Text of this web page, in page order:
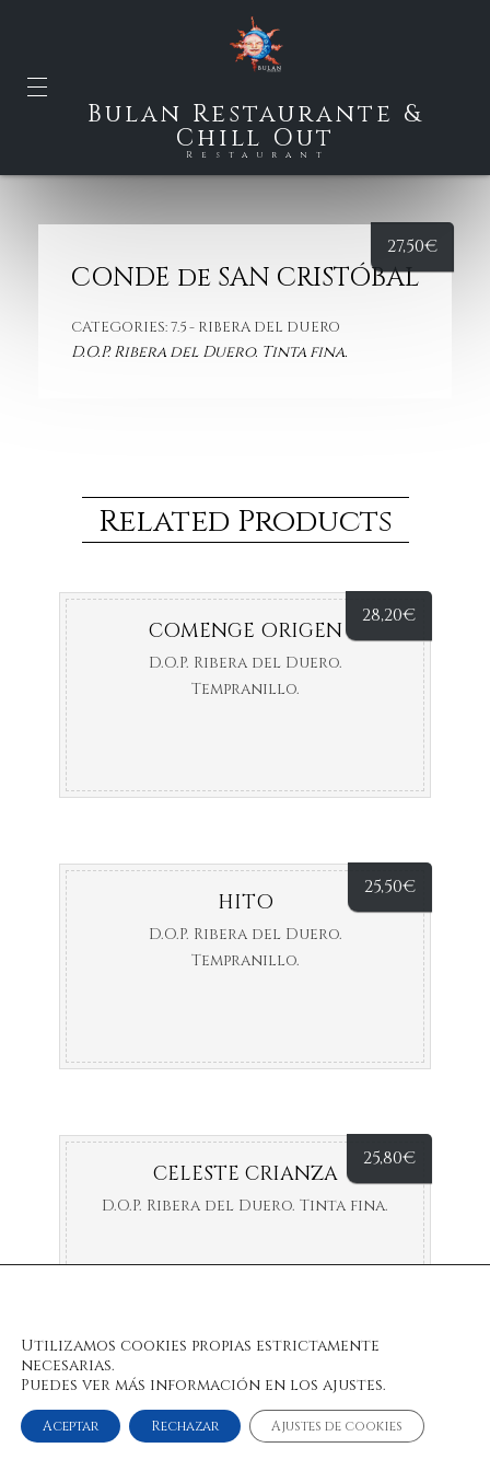
Bulan Restaurante &
Chill Out
Restaurant
CONDE de SAN CRISTÓBAL
CATEGORIES:7.5 - RIBERA DEL DUERO
D.O.P. Ribera del Duero. Tinta fina.
27,50€
Related Products
28,20€
COMENGE ORIGEN
D.O.P. Ribera del Duero.
Tempranillo.
25,50€
HITO
D.O.P. Ribera del Duero.
Tempranillo.
25,80€
CELESTE CRIANZA
D.O.P. Ribera del Duero. Tinta fina.
Utilizamos cookies propias estrictamente
necesarias.
Puedes ver más información en los ajustes.
Aceptar Rechazar Ajustes de cookies